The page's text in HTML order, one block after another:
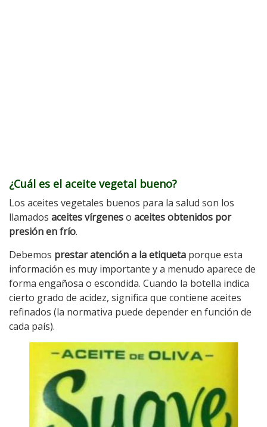
¿Cuál es el aceite vegetal bueno?
Los aceites vegetales buenos para la salud son los
llamados aceites vírgeneso aceites obtenidos por
presión en frío.
Debemos prestar atención a la etiqueta porque esta
información es muy importante y a menudo aparece de
forma engañosa o escondida. Cuando la botella indica
cierto grado de acidez, significa que contiene aceites
refinados (la normativa puede depender en función de
cada país).